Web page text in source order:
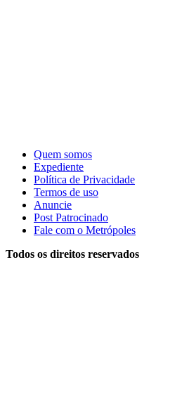
Quem somos
Expediente
Política de Privacidade
Termos de uso
Anuncie
Post Patrocinado
Fale com o Metrópoles
Todos os direitos reservados